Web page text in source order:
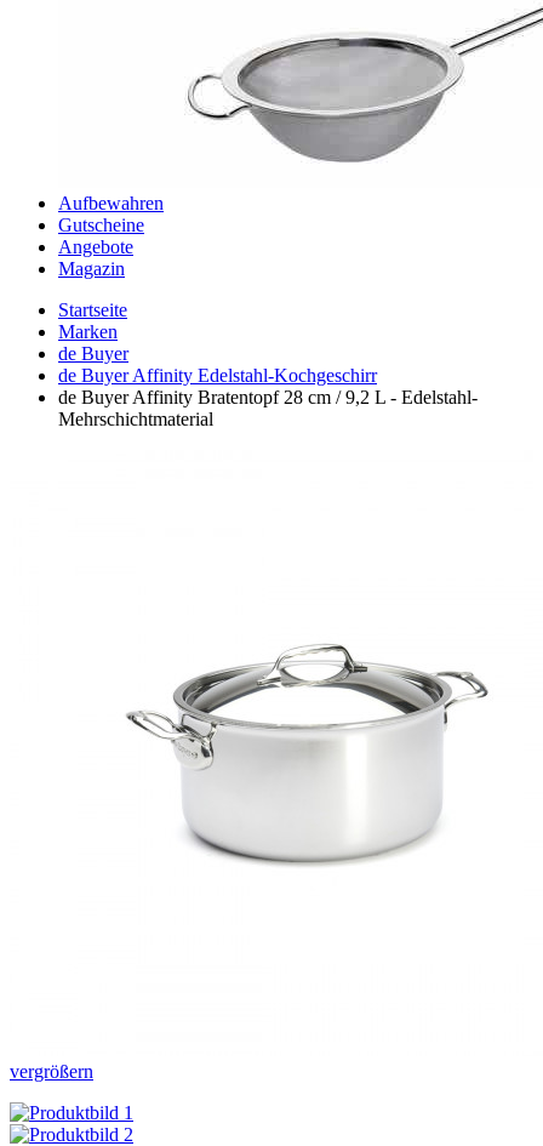
Aufbewahren
Gutscheine
Angebote
Magazin
Startseite
Marken
de Buyer
de Buyer Affinity Edelstahl-Kochgeschirr
de Buyer Affinity Bratentopf 28 cm / 9,2 L - Edelstahl-
Mehrschichtmaterial
vergrößern